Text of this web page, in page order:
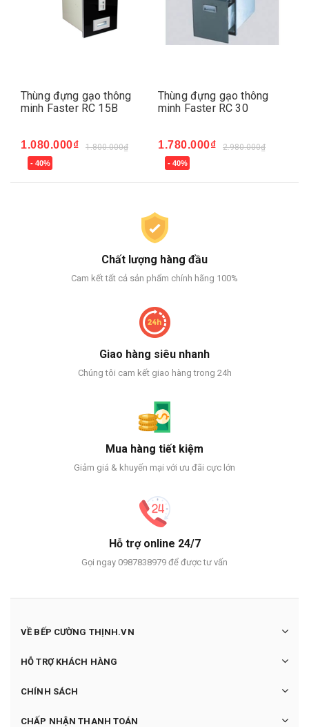
Thùng đựng gạo thông
minh Faster RC 15B
1.080.000₫ 1.800.000₫
- 40%
Thùng đựng gạo thông
minh Faster RC 30
1.780.000₫ 2.980.000₫
- 40%
Chất lượng hàng đầu
Cam kết tất cả sản phẩm chính hãng 100%
Giao hàng siêu nhanh
Chúng tôi cam kết giao hàng trong 24h
Mua hàng tiết kiệm
Giảm giá & khuyến mại với ưu đãi cực lớn
Hỗ trợ online 24/7
Gọi ngay 0987838979 để được tư vấn
VỀ BẾP CƯỜNG THỊNH.VN
HỖ TRỢ KHÁCH HÀNG
CHÍNH SÁCH
CHẤP NHẬN THANH TOÁN